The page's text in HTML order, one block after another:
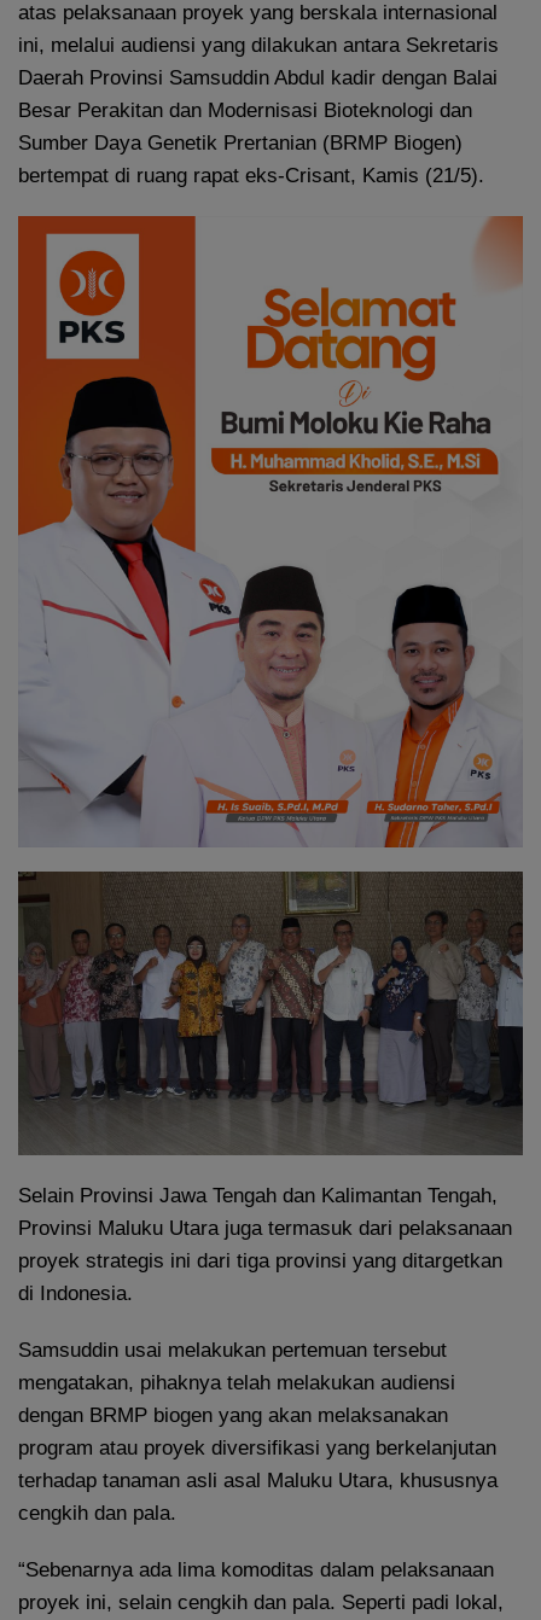
atas pelaksanaan proyek yang berskala internasional
ini, melalui audiensi yang dilakukan antara Sekretaris
Daerah Provinsi Samsuddin Abdul kadir dengan Balai
Besar Perakitan dan Modernisasi Bioteknologi dan
Sumber Daya Genetik Prertanian (BRMP Biogen)
bertempat di ruang rapat eks-Crisant, Kamis (21/5).
Selain Provinsi Jawa Tengah dan Kalimantan Tengah,
Provinsi Maluku Utara juga termasuk dari pelaksanaan
proyek strategis ini dari tiga provinsi yang ditargetkan
di Indonesia.
Samsuddin usai melakukan pertemuan tersebut
mengatakan, pihaknya telah melakukan audiensi
dengan BRMP biogen yang akan melaksanakan
program atau proyek diversifikasi yang berkelanjutan
terhadap tanaman asli asal Maluku Utara, khususnya
cengkih dan pala.
“Sebenarnya ada lima komoditas dalam pelaksanaan
proyek ini, selain cengkih dan pala. Seperti padi lokal,